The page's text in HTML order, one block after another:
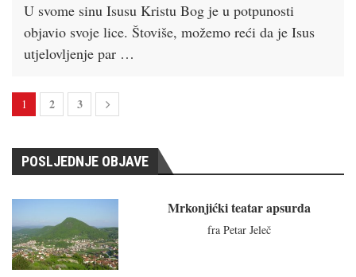
U svome sinu Isusu Kristu Bog je u potpunosti
objavio svoje lice. Štoviše, možemo reći da je Isus
utjelovljenje par …
1 2 3
POSLJEDNJE OBJAVE
Mrkonjićki teatar apsurda
fra Petar Jeleč